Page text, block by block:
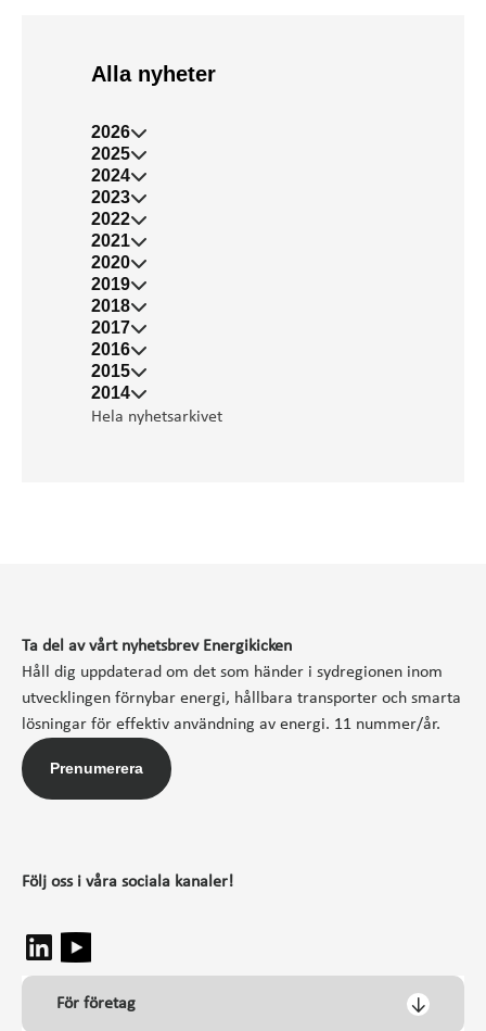
Alla nyheter
2026
2025
2024
2023
2022
2021
2020
2019
2018
2017
2016
2015
2014
Hela nyhetsarkivet
Ta del av vårt nyhetsbrev Energikicken
Håll dig uppdaterad om det som händer i sydregionen inom
utvecklingen förnybar energi, hållbara transporter och smarta
lösningar för effektiv användning av energi. 11 nummer/år.
Prenumerera
Följ oss i våra sociala kanaler!
För företag